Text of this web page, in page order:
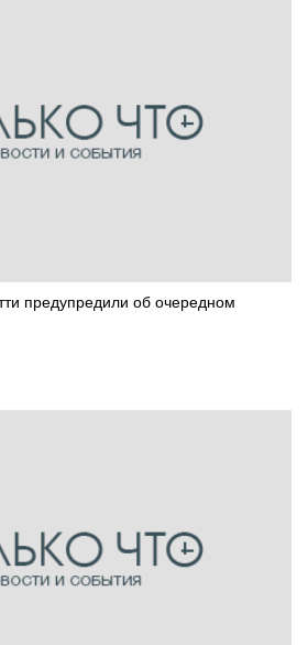
предупредили об очередном